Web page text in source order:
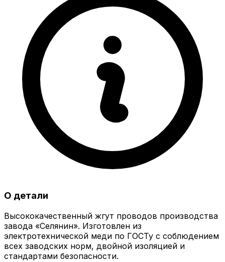
О детали
Высококачественный жгут проводов производства
завода «Селянин». Изготовлен из
электротехнической меди по ГОСТу с соблюдением
всех заводских норм, двойной изоляцией и
стандартами безопасности.